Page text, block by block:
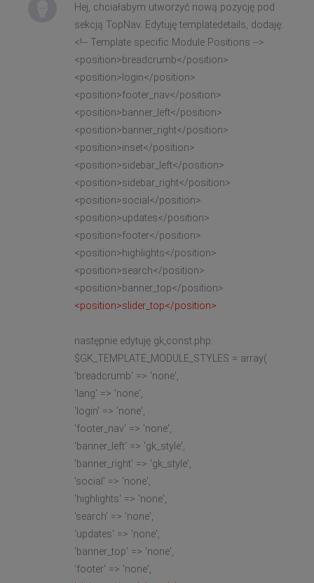
Hej, chciałabym utworzyć nową pozycję pod
sekcją TopNav. Edytuję templatedetails, dodaję:
<!-- Template specific Module Positions -->
<position>breadcrumb</position>
<position>login</position>
<position>footer_nav</position>
<position>banner_left</position>
<position>banner_right</position>
<position>inset</position>
<position>sidebar_left</position>
<position>sidebar_right</position>
<position>social</position>
<position>updates</position>
<position>footer</position>
<position>highlights</position>
<position>search</position>
<position>banner_top</position>
<position>slider_top</position>
następnie edytuję gk,const.php:
$GK_TEMPLATE_MODULE_STYLES = array(
'breadcrumb' => 'none',
'lang' => 'none',
'login' => 'none',
'footer_nav' => 'none',
'banner_left' => 'gk_style',
'banner_right' => 'gk_style',
'social' => 'none',
'highlights' => 'none',
'search' => 'none',
'updates' => 'none',
'banner_top' => 'none',
'footer' => 'none',